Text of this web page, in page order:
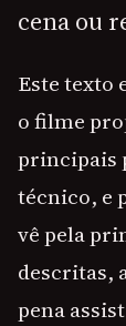
cena ou
Este texto
o filme
principais
técnico, e
vê pela
descritas,
pena